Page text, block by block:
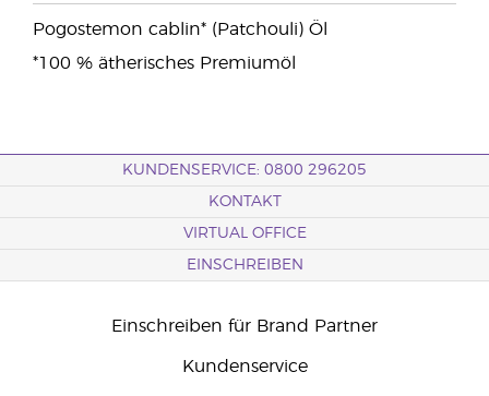
Pogostemon cablin* (Patchouli) Öl
*100 % ätherisches Premiumöl
KUNDENSERVICE: 0800 296205
KONTAKT
VIRTUAL OFFICE
EINSCHREIBEN
Einschreiben für Brand Partner
Kundenservice